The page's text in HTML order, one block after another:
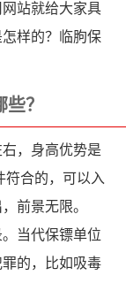
站就给大家具
样的？临朐保
？
，身高优势是
符合的，可以入
前景无限。
当代保镖单位
的，比如吸毒